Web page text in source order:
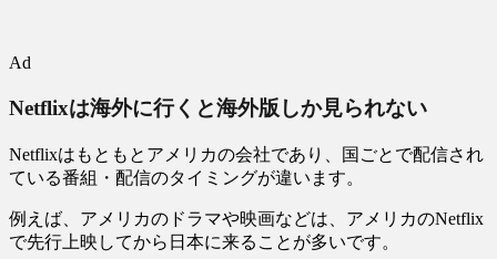
Ad
Netflixは海外に行くと海外版しか見られない
Netflixはもともとアメリカの会社であり、国ごとで配信され
ている番組・配信のタイミングが違います。
例えば、アメリカのドラマや映画などは、アメリカのNetflix
で先行上映してから日本に来ることが多いです。